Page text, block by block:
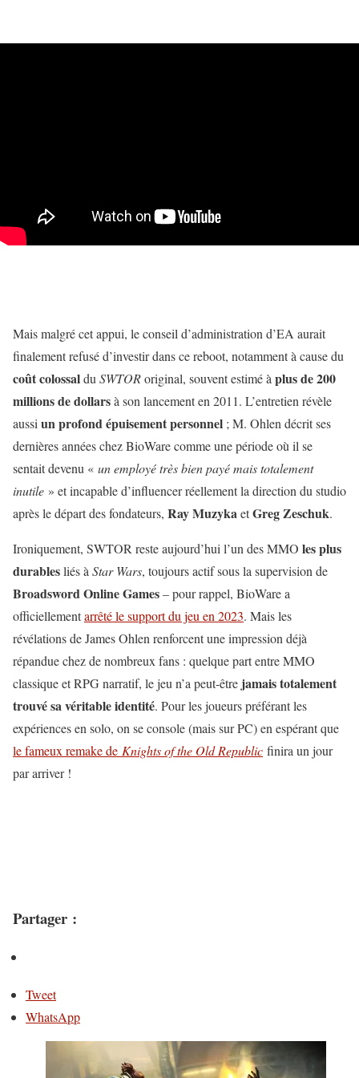
Mais malgré cet appui, le conseil d’administration d’EA aurait
finalement refusé d’investir dans ce reboot, notamment à cause du
coût colossaldu SWTORoriginal, souvent estimé à plus de 200
millions de dollarsà son lancement en 2011. L’entretien révèle
aussi un profond épuisement personnel ; M. Ohlen décrit ses
dernières années chez BioWare comme une période où il se
sentait devenu « un employé très bien payé mais totalement
inutile » et incapable d’influencer réellement la direction du studio
après le départ des fondateurs, Ray MuzykaetGreg Zeschuk.
Ironiquement, SWTOR reste aujourd’hui l’un des MMO les plus
durablesliés à Star Wars, toujours actif sous la supervision de
Broadsword Online Games– pour rappel, BioWare a
officiellementarrêté le support du jeu en 2023. Mais les
révélations de James Ohlen renforcent une impression déjà
répandue chez de nombreux fans : quelque part entre MMO
classique et RPG narratif, le jeu n’a peut-être jamais totalement
trouvé sa véritable identité. Pour les joueurs préférant les
expériences en solo, on se console (mais sur PC) en espérant que
le fameux remake de Knights of the Old Republic finira un jour
par arriver !
Partager :
Tweet
WhatsApp